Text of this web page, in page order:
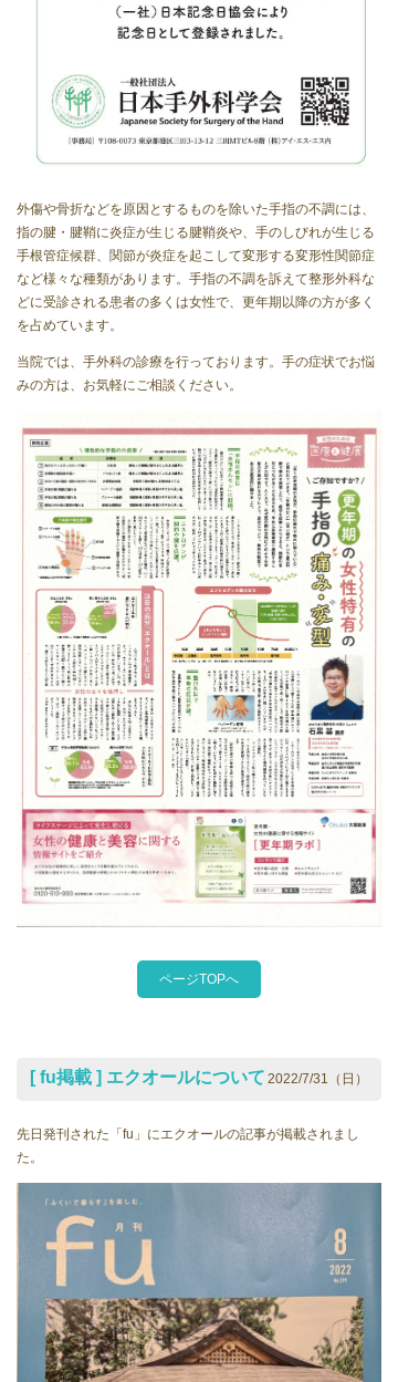
外傷や骨折などを原因とするものを除いた手指の不調には、
指の腱・腱鞘に炎症が生じる腱鞘炎や、手のしびれが生じる
手根管症候群、関節が炎症を起こして変形する変形性関節症
など様々な種類があります。手指の不調を訴えて整形外科な
どに受診される患者の多くは女性で、更年期以降の方が多く
を占めています。
当院では、手外科の診療を行っております。手の症状でお悩
みの方は、お気軽にご相談ください。
ページTOPへ
[ fu掲載 ] エクオールについて 2022/7/31（日）
先日発刊された「fu」にエクオールの記事が掲載されまし
た。